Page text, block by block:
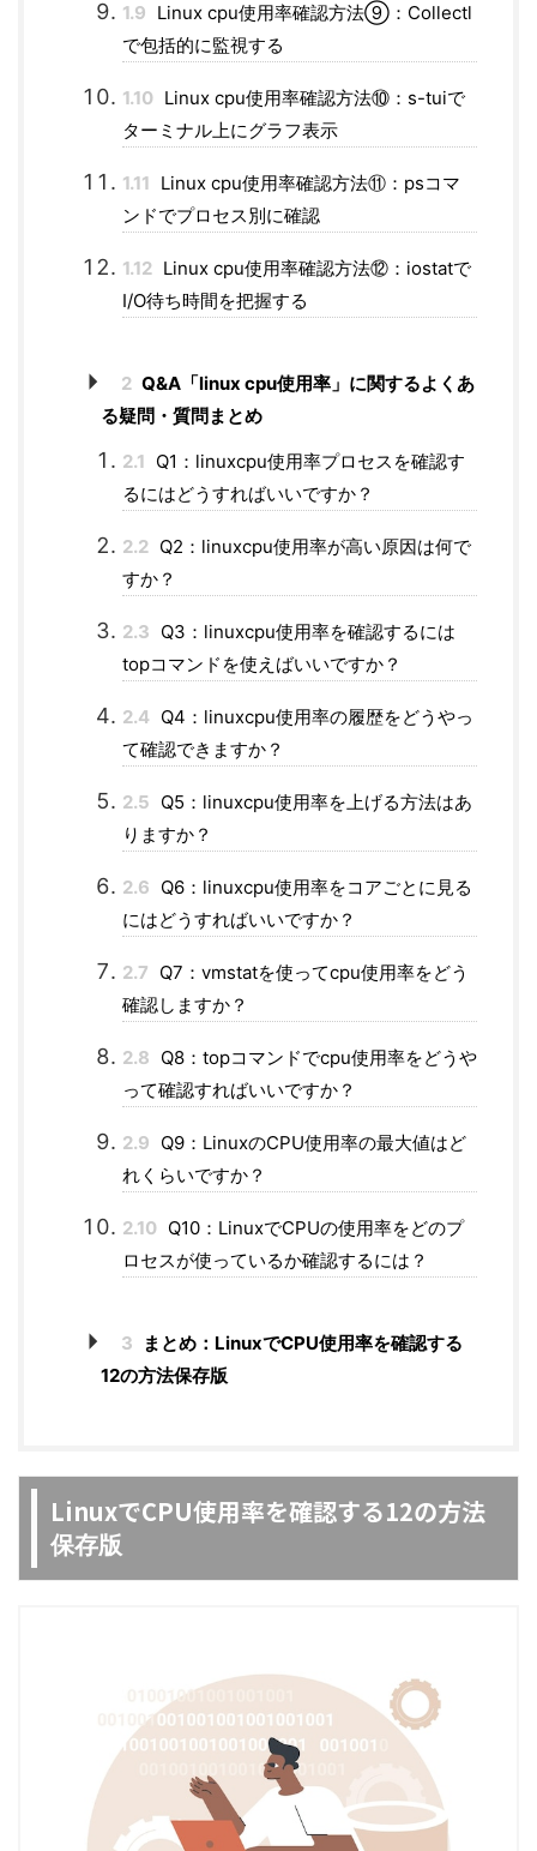
1.9 Linux cpu使用率確認方法⑨：Collectl
で包括的に監視する
1.10 Linux cpu使用率確認方法⑩：s-tuiで
ターミナル上にグラフ表示
1.11 Linux cpu使用率確認方法⑪：psコマ
ンドでプロセス別に確認
1.12 Linux cpu使用率確認方法⑫：iostatで
I/O待ち時間を把握する
2 Q&A「linux cpu使用率」に関するよくあ
る疑問・質問まとめ
2.1 Q1：linuxcpu使用率プロセスを確認す
るにはどうすればいいですか？
2.2 Q2：linuxcpu使用率が高い原因は何で
すか？
2.3 Q3：linuxcpu使用率を確認するには
topコマンドを使えばいいですか？
2.4 Q4：linuxcpu使用率の履歴をどうやっ
て確認できますか？
2.5 Q5：linuxcpu使用率を上げる方法はあ
りますか？
2.6 Q6：linuxcpu使用率をコアごとに見る
にはどうすればいいですか？
2.7 Q7：vmstatを使ってcpu使用率をどう
確認しますか？
2.8 Q8：topコマンドでcpu使用率をどうや
って確認すればいいですか？
2.9 Q9：LinuxのCPU使用率の最大値はど
れくらいですか？
2.10 Q10：LinuxでCPUの使用率をどのプ
ロセスが使っているか確認するには？
3 まとめ：LinuxでCPU使用率を確認する
12の方法保存版
LinuxでCPU使用率を確認する12の方法
保存版